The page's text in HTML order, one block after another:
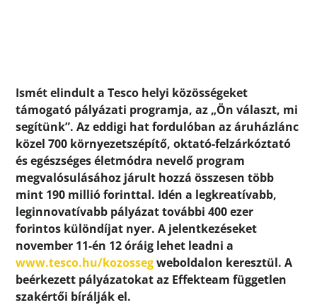
Ismét elindult a Tesco helyi közösségeket
támogató pályázati programja, az „Ön választ, mi
segítünk”. Az eddigi hat fordulóban az áruházlánc
közel 700 környezetszépítő, oktató-felzárkóztató
és egészséges életmódra nevelő program
megvalósulásához járult hozzá összesen több
mint 190 millió forinttal. Idén a legkreatívabb,
leginnovatívabb pályázat további 400 ezer
forintos különdíjat nyer. A jelentkezéseket
november 11-én 12 óráig lehet leadni a
www.tesco.hu/kozossegweboldalon keresztül. A
beérkezett pályázatokat az Effekteam független
szakértői bírálják el.